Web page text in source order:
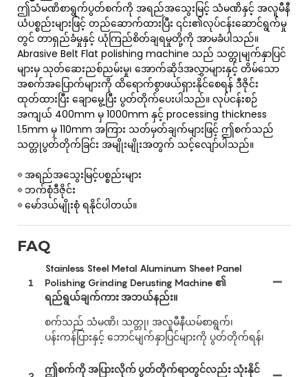
ဤသံမဏိစာရွက်ပွတ်စက်ကို အရည်အသွေးမြင့် သံမဏိနှင့် အလူမီနီ
ယံပစ္စည်းများဖြင့် တည်ဆောက်ထားပြီး ၎င်း၏လုပ်ငန်းဆောင်ရွက်မှု
တွင် တာရှည်ခံမှုနှင့် ယုံကြည်စိတ်ချရမှုတို့ကို အာမခံပါသည်။
Abrasive Belt Flat polishing machine သည် သတ္တုမျက်နှာပြင်
များမှ သုတ်ဆေးညစ်ညမ်းမှု၊ အောက်ဆိုဒ်အလွှာများနှင့် တိမ်သော
အစက်အပြောက်များကို ထိရောက်စွာဖယ်ရှားနိုင်စေရန် ဒီဇိုင်း
ထုတ်ထားပြီး ချောမွေ့ပြီး ပွတ်တိုက်ပေးပါသည်။ လုပ်ငန်းစဉ်
အကျယ် 400mm မှ 1000mm နှင့် processing thickness
1.5mm မှ 110mm အကြား သတ်မှတ်ချက်များဖြင့် ဤစက်သည်
သတ္တုပွတ်တိုက်ခြင်း အမျိုးမျိုးအတွက် သင့်လျော်ပါသည်။
◎ အရည်အသွေးမြင့်ပစ္စည်းများ
◎ ဘက်စုံဒီဇိုင်း
◎ မော်ဒယ်မျိုးစုံ ရနိုင်ပါတယ်။
FAQ
1
Stainless Steel Metal Aluminum Sheet Panel
Polishing Grinding Derusting Machine ၏
ရည်ရွယ်ချက်ကား အဘယ်နည်း။
စက်သည် သံမဏိ၊ သတ္တု၊ အလူမီနီယမ်စာရွက်၊
ပန်းကန်ပြားနှင့် ဘောင်မျက်နှာပြင်များကို ပွတ်တိုက်ရန်၊
ဤစက်ကို အပြားလိုက် ပွတ်တိုက်ရာတွင်လည်း သုံးနိုင်